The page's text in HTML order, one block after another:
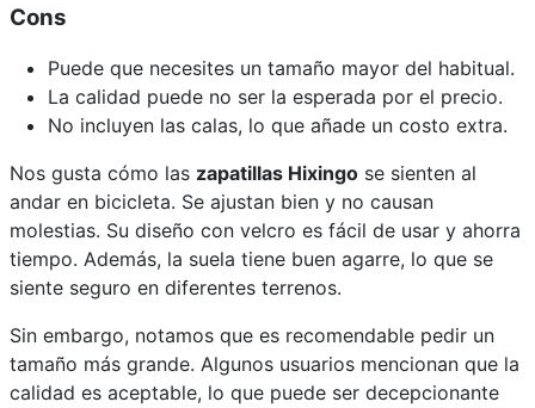
Cons
Puede que necesites un tamaño mayor del habitual.
La calidad puede no ser la esperada por el precio.
No incluyen las calas, lo que añade un costo extra.
Nos gusta cómo las zapatillas Hixingo se sienten al
andar en bicicleta. Se ajustan bien y no causan
molestias. Su diseño con velcro es fácil de usar y ahorra
tiempo. Además, la suela tiene buen agarre, lo que se
siente seguro en diferentes terrenos.
Sin embargo, notamos que es recomendable pedir un
tamaño más grande. Algunos usuarios mencionan que la
calidad es aceptable, lo que puede ser decepcionante